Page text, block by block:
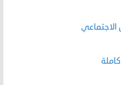
الاجتماعي